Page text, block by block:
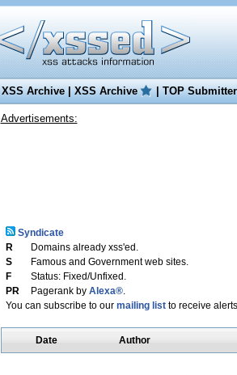
XSS Archive|XSS Archive |TOP
Advertisements:
Syndicate
R
Domains already xss'ed.
S
Famous and Government web sites.
F
Status: Fixed/Unfixed.
PR
Pagerank by Alexa®.
You can subscribe to our mailing listto receive
Date Author